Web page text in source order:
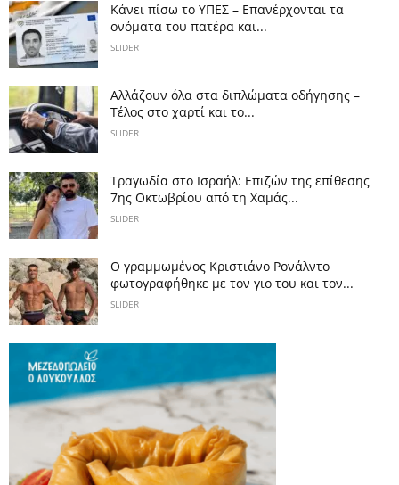
Κάνει πίσω το ΥΠΕΣ – Επανέρχονται τα
ονόματα του πατέρα και...
SLIDER
Αλλάζουν όλα στα διπλώματα οδήγησης –
Τέλος στο χαρτί και το...
SLIDER
Τραγωδία στο Ισραήλ: Επιζών της επίθεσης
7ης Οκτωβρίου από τη Χαμάς...
SLIDER
Ο γραμμωμένος Κριστιάνο Ρονάλντο
φωτογραφήθηκε με τον γιο του και τον...
SLIDER